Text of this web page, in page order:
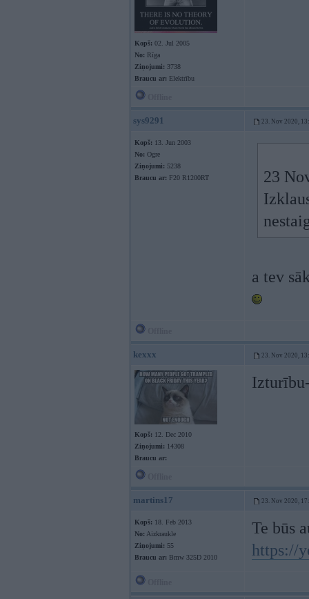
Kopš: 02. Jul 2005
No: Rīga
Ziņojumi: 3738
Braucu ar: Elektrību
sys9291 23. Nov 2020,
Kopš: 13. Jun 2003
No: Ogre
Ziņojumi: 5238
Braucu ar: F20 R1200RT
23
a tev
kexxx 23. Nov 2020,
Kopš: 12. Dec 2010
Ziņojumi: 14308
Braucu ar:
martins17 23. Nov 2020,
Kopš: 18. Feb 2013
No: Aizkraukle
Ziņojumi: 55
Braucu ar: Bmw 325D 2010
Te būs
https://